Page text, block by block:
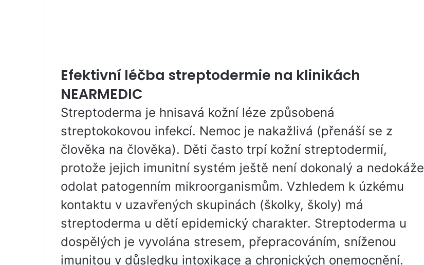
Efektivní léčba streptodermie na klinikách
NEARMEDIC
Streptoderma je hnisavá kožní léze způsobená
streptokokovou infekcí. Nemoc je nakažlivá (přenáší se z
člověka na člověka). Děti často trpí kožní streptodermií,
protože jejich imunitní systém ještě není dokonalý a nedokáže
odolat patogenním mikroorganismům. Vzhledem k úzkému
kontaktu v uzavřených skupinách (školky, školy) má
streptoderma u dětí epidemický charakter. Streptoderma u
dospělých je vyvolána stresem, přepracováním, sníženou
imunitou v důsledku intoxikace a chronických onemocnění.